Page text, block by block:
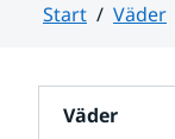
Start Väder
Väder